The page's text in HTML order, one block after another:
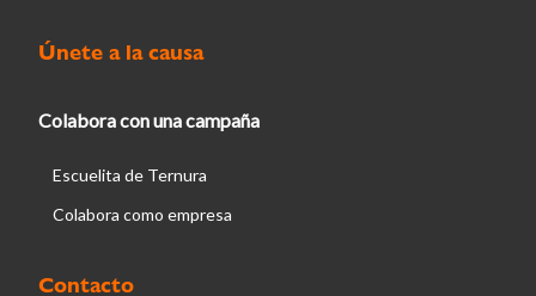
Únete a la causa
Colabora con una campaña
Escuelita de Ternura
Colabora como empresa
Contacto